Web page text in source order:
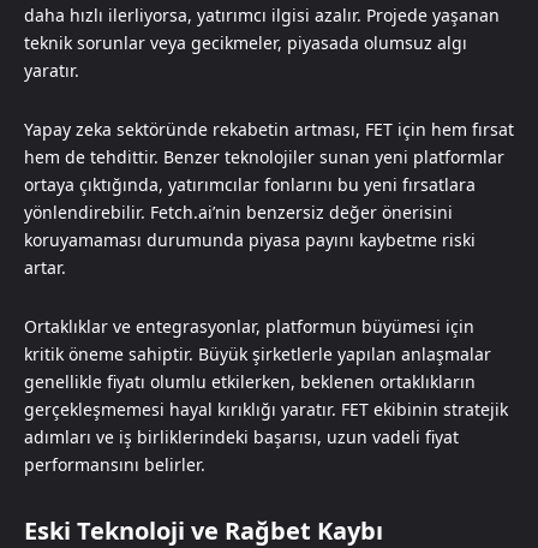
daha hızlı ilerliyorsa, yatırımcı ilgisi azalır. Projede yaşanan
teknik sorunlar veya gecikmeler, piyasada olumsuz algı
yaratır.
Yapay zeka sektöründe rekabetin artması, FET için hem fırsat
hem de tehdittir. Benzer teknolojiler sunan yeni platformlar
ortaya çıktığında, yatırımcılar fonlarını bu yeni fırsatlara
yönlendirebilir. Fetch.ai’nin benzersiz değer önerisini
koruyamaması durumunda piyasa payını kaybetme riski
artar.
Ortaklıklar ve entegrasyonlar, platformun büyümesi için
kritik öneme sahiptir. Büyük şirketlerle yapılan anlaşmalar
genellikle fiyatı olumlu etkilerken, beklenen ortaklıkların
gerçekleşmemesi hayal kırıklığı yaratır. FET ekibinin stratejik
adımları ve iş birliklerindeki başarısı, uzun vadeli fiyat
performansını belirler.
Eski Teknoloji ve Rağbet Kaybı